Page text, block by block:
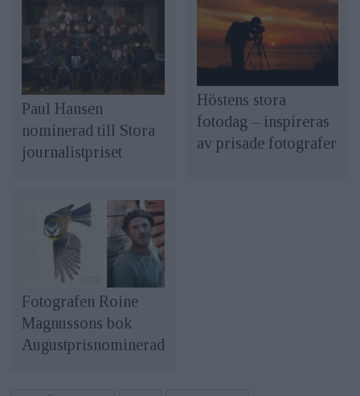
Paul Hansen
nominerad till Stora
journalistpriset
Höstens stora
fotodag – inspireras
av prisade fotografer
Fotografen Roine
Magnussons bok
Augustprisnominerad